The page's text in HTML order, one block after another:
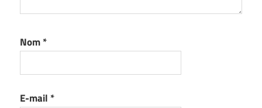
Nom*
E-mail *